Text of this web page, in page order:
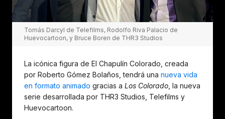
Tomás Darcyl de Telefilms, Rodolfo Riva Palacio de
Huevocartoon, y Bruce Boren de THR3 Studios
La icónica figura de El Chapulín Colorado, creada
por Roberto Gómez Bolaños, tendrá una nueva vida
en formato animado gracias a Los Colorado, la nueva
serie desarrollada por THR3 Studios, Telefilms y
Huevocartoon.